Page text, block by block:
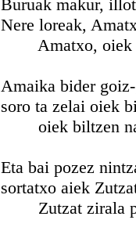
Buruak makur,
Nere loreak,
Amatxo, oiek
Amaika bider
soro ta zelai oiek
oiek biltzen
Eta bai pozez
sortatxo aiek
Zutzat zirala